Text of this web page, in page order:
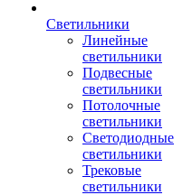
Светильники
Линейные
светильники
Подвесные
светильники
Потолочные
светильники
Светодиодные
светильники
Трековые
светильники